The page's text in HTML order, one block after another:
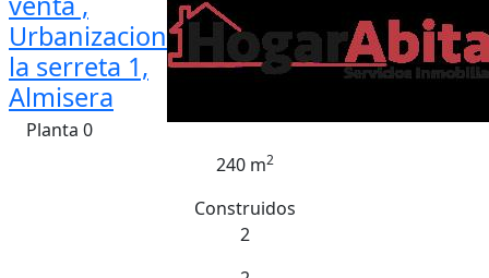
Urbanizacion
la serreta 1,
Almisera
Planta 0
240 m2
Construidos
2